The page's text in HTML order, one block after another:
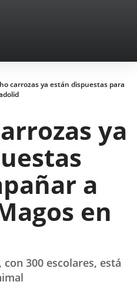
carrozas ya están dispuestas para
ya
a
en
con 300 escolares, está